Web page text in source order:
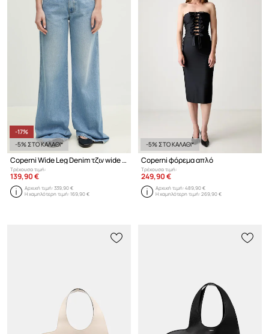
-17%
-5% ΣΤΟ ΚΑΛΑΘΙ*
Coperni Wide Leg Denim τζιν wide leg γυναικεία
Τρέχουσα τιμή:
139,90 €
Αρχική τιμή:339,90 €
Η χαμηλότερη τιμή:169,90 €
-5% ΣΤΟ ΚΑΛΑΘΙ*
Coperni φόρεμα απλό
Τρέχουσα τιμή:
249,90 €
Αρχική τιμή:489,90 €
Η χαμηλότερη τιμή:269,90 €